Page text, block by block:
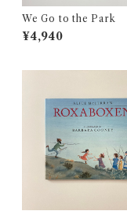
We Go to the Park
¥4,940